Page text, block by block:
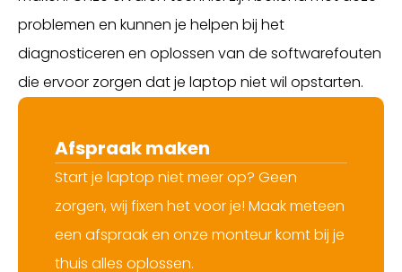
problemen en kunnen je helpen bij het
diagnosticeren en oplossen van de softwarefouten
die ervoor zorgen dat je laptop niet wil opstarten.
Afspraak maken
Start je laptop niet meer op? Geen
zorgen, wij fixen het voor je! Maak meteen
een afspraak en onze monteur komt bij je
thuis alles oplossen.